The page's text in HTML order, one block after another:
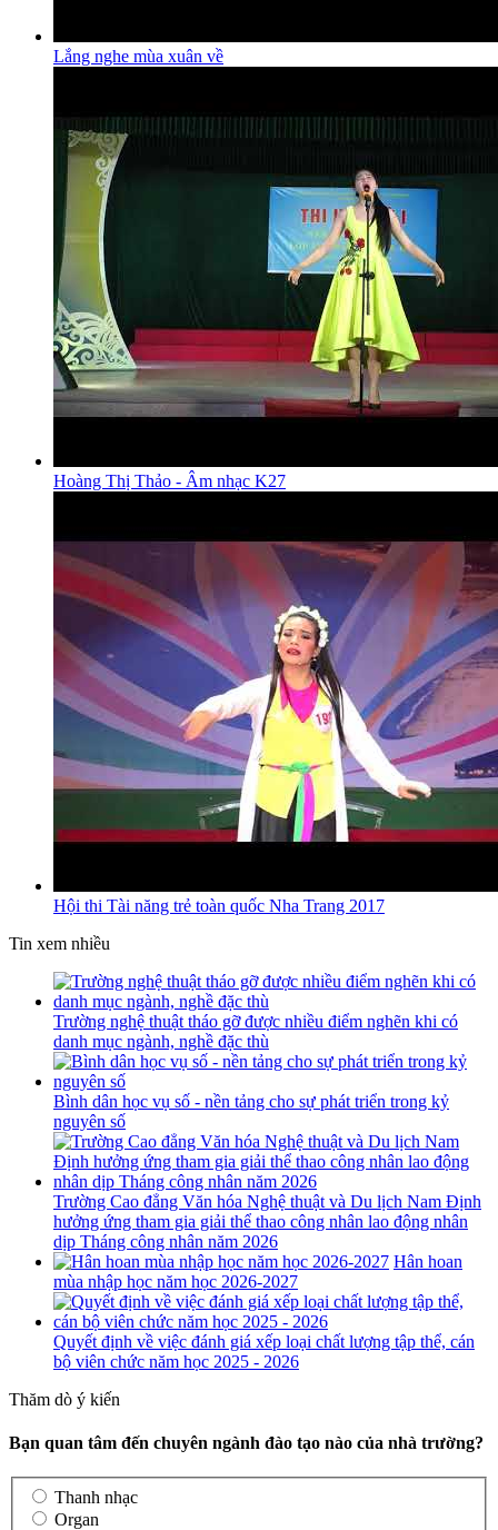
Lắng nghe mùa xuân về
Hoàng Thị Thảo - Âm nhạc K27
Hội thi Tài năng trẻ toàn quốc Nha Trang 2017
Tin xem nhiều
Trường nghệ thuật tháo gỡ được nhiều điểm nghẽn khi có
danh mục ngành, nghề đặc thù
Bình dân học vụ số - nền tảng cho sự phát triển trong kỷ
nguyên số
Trường Cao đẳng Văn hóa Nghệ thuật và Du lịch Nam Định
hưởng ứng tham gia giải thể thao công nhân lao động nhân
dịp Tháng công nhân năm 2026
Hân hoan
mùa nhập học năm học 2026-2027
Quyết định về việc đánh giá xếp loại chất lượng tập thể, cán
bộ viên chức năm học 2025 - 2026
Thăm dò ý kiến
Bạn quan tâm đến chuyên ngành đào tạo nào của nhà trường?
Thanh nhạc
Organ